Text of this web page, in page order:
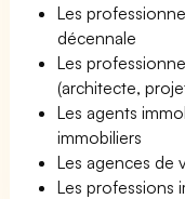
Les
décennale
Les
(architecte,
Les agents
immobiliers
Les agences de
Les professions